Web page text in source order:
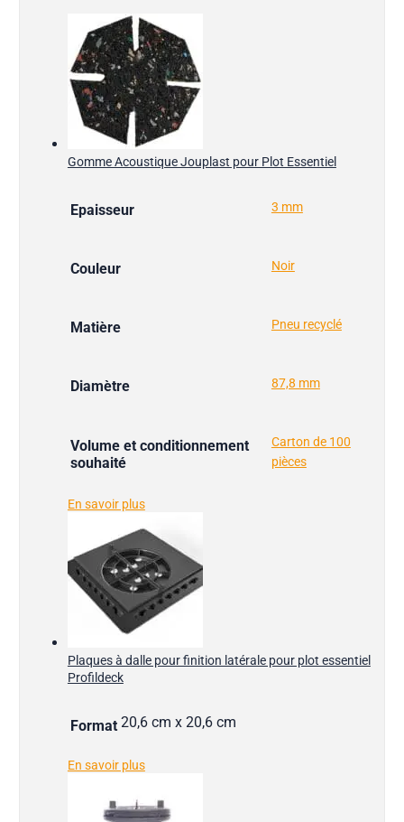
Gomme Acoustique Jouplast pour Plot Essentiel
Epaisseur 3 mm
Couleur Noir
Matière Pneu recyclé
Diamètre 87,8 mm
Volume et conditionnement
souhaité
Carton de 100
pièces
En savoir plus
Plaques à dalle pour finition latérale pour plot essentiel
Profildeck
Format 20,6 cm x 20,6 cm
En savoir plus